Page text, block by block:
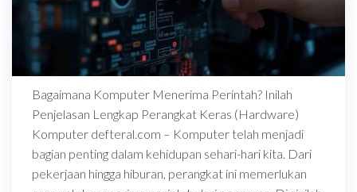
Bagaimana Komputer Menerima Perintah? Inilah
Penjelasan Lengkap Perangkat Keras (Hardware)
Komputer defteral.com – Komputer telah menjadi
bagian penting dalam kehidupan sehari-hari kita. Dari
pekerjaan hingga hiburan, perangkat ini memerlukan